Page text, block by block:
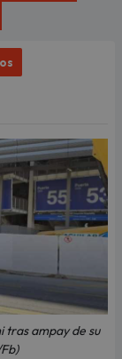
tras ampay de su